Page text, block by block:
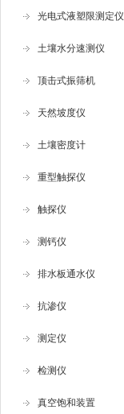
光电式液塑限测定仪
土壤水分速测仪
顶击式振筛机
天然坡度仪
土壤密度计
重型触探仪
触探仪
测钙仪
排水板通水仪
抗渗仪
测定仪
检测仪
真空饱和装置